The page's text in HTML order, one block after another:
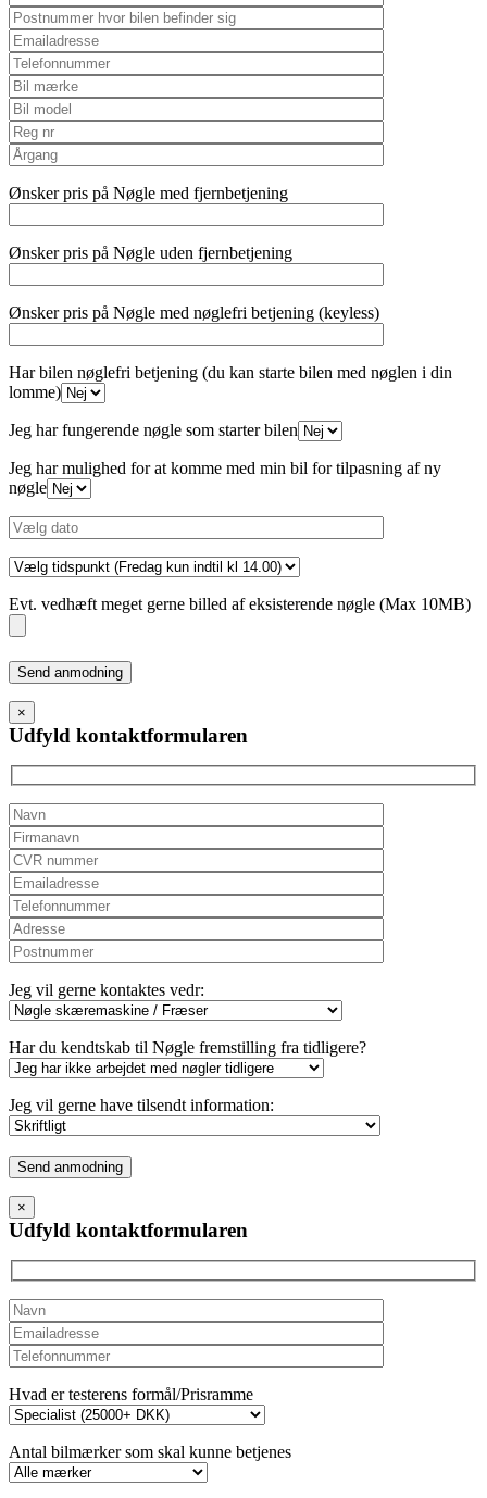
Ønsker pris på Nøgle med fjernbetjening
Ønsker pris på Nøgle uden fjernbetjening
Ønsker pris på Nøgle med nøglefri betjening (keyless)
Har bilen nøglefri betjening (du kan starte bilen med nøglen i din
lomme)
Jeg har fungerende nøgle som starter bilen
Jeg har mulighed for at komme med min bil for tilpasning af ny
nøgle
Evt. vedhæft meget gerne billed af eksisterende nøgle (Max 10MB)
Please
leave
this
field
empty.
×
Udfyld kontaktformularen
Jeg vil gerne kontaktes vedr:
Har du kendtskab til Nøgle fremstilling fra tidligere?
Jeg vil gerne have tilsendt information:
Please
leave
this
field
empty.
×
Udfyld kontaktformularen
Hvad er testerens formål/Prisramme
Antal bilmærker som skal kunne betjenes